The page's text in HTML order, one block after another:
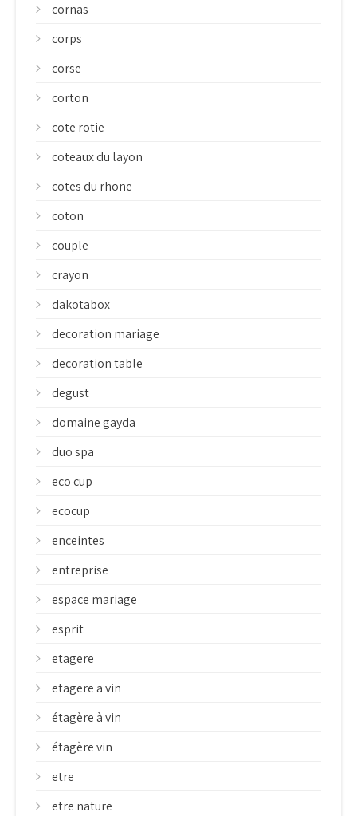
cornas
corps
corse
corton
cote rotie
coteaux du layon
cotes du rhone
coton
couple
crayon
dakotabox
decoration mariage
decoration table
degust
domaine gayda
duo spa
eco cup
ecocup
enceintes
entreprise
espace mariage
esprit
etagere
etagere a vin
étagère à vin
étagère vin
etre
etre nature